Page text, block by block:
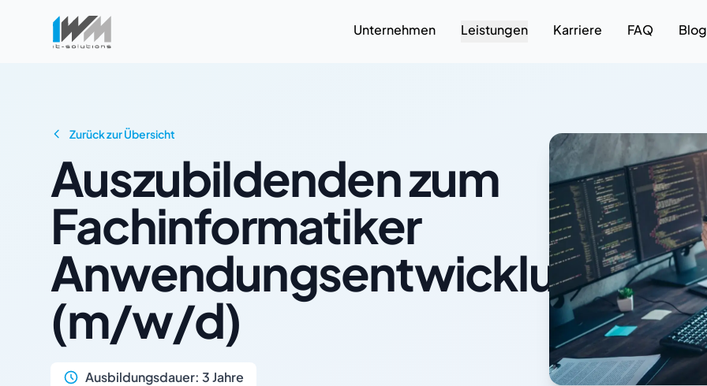
Unternehmen Leistungen Karriere FAQ Blog
Zurück zur Übersicht
Auszubildenden zum
Fachinformatiker
Anwendungsentwicklung
(m/w/d)
Ausbildungsdauer: 3 Jahre